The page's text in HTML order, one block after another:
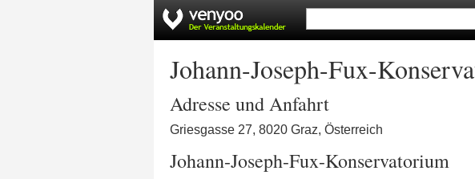
Johann-Joseph-Fux-
Adresse und Anfahrt
Griesgasse 27, 8020 Graz, Österreich
Johann-Joseph-Fux-Konservatorium